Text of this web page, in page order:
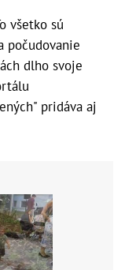
všetko sú
počudovanie
dlho svoje
pridáva aj